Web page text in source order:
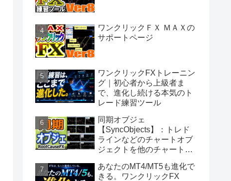
ワンクリックＦＸ ＭＡＸの
サポートページ
ワンクリックFXトレーニン
グ｜初心者から上級者ま
で、進化し続ける本気のト
レード練習ツール
同期オブジェ
【SyncObjects】：トレド
ラインなどのチャートオブ
ジェクトを他のチャートに
あなたのMT4/MT5も進化で
きる。ワンクリックFX